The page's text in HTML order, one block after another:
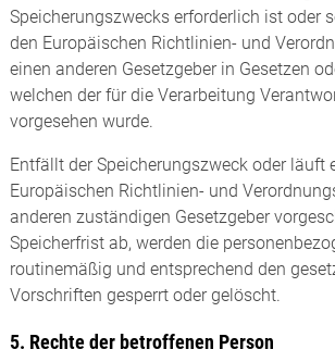
Speicherungszwecks erforderlich ist oder
den Europäischen Richtlinien- und
einen anderen Gesetzgeber in Gesetzen
welchen der für die Verarbeitung
vorgesehen wurde.
Entfällt der Speicherungszweck oder läuft
Europäischen Richtlinien- und
anderen zuständigen Gesetzgeber
Speicherfrist ab, werden die
routinemäßig und entsprechend den
Vorschriften gesperrt oder gelöscht.
5. Rechte der betroffenen Person